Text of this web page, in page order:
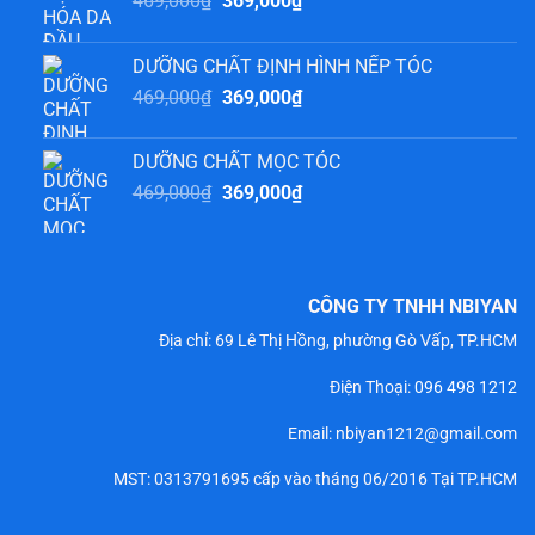
là:
469,000₫.
tại
là:
369,000₫.
DƯỠNG CHẤT ĐỊNH HÌNH NẾP TÓC
469,000₫ Giá
là:
469,000₫.
369,000₫Giá
tại
là:
369,000₫.
DƯỠNG CHẤT MỌC TÓC
469,000₫ Giá
369,000₫Giá
369,000₫.
CÔNG TY TNHH NBIYAN
Địa chỉ: 69 Lê Thị Hồng, phường Gò Vấp, TP.HCM
Điện Thoại:096 498 1212
Email: nbiyan1212@gmail.com
MST: 0313791695 cấp vào tháng 06/2016 Tại TP.HCM